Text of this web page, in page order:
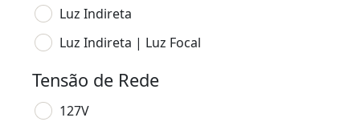
Luz Indireta
Luz Indireta | Luz Focal
Tensão de Rede
127V